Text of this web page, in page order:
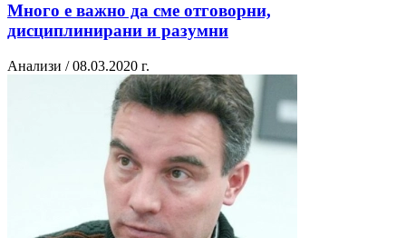
Много е важно да сме отговорни,
дисциплинирани и разумни
Анализи / 08.03.2020 г.